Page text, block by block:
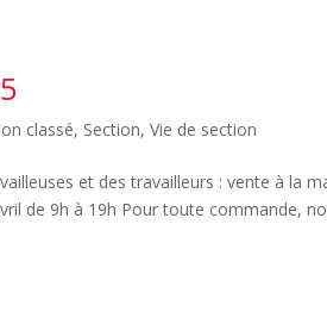
classé, Section,Vie de section
et des travailleurs : vente à la
de 9h à 19h Pour toute commande,